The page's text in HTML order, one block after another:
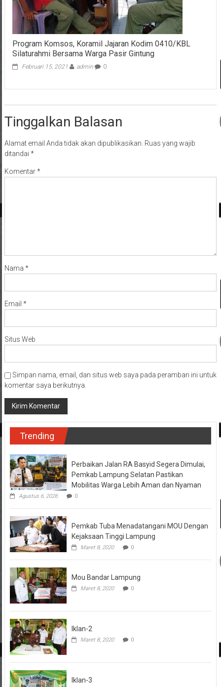
Program Komsos, Koramil Jajaran Kodim 0410/KBL
Silaturahmi Bersama Warga Pasir Gintung
Februari 15, 2021 admin 0
Tinggalkan Balasan
Alamat email Anda tidak akan dipublikasikan. Ruas yang wajib
ditandai *
Komentar*
Nama *
Email *
Situs Web
Simpan nama, email, dan situs web saya pada peramban ini untuk
komentar saya berikutnya.
Trending
Perbaikan Jalan RA Basyid Segera Dimulai,
Pemkab Lampung Selatan Pastikan
Mobilitas Warga Lebih Aman dan Nyaman
Agustus 6, 2026 0
Pemkab Tuba Menadatangani MOU Dengan
Kejaksaan Tinggi Lampung
Maret 8, 2020 0
Mou Bandar Lampung
Maret 8, 2020 0
Iklan-2
Maret 8, 2020 0
Iklan-3